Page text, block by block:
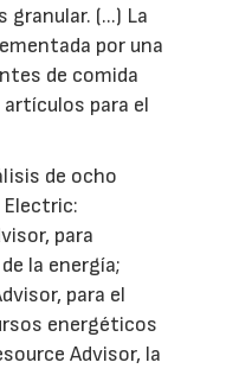
(...) La
por una
de comida
para el
de ocho
para
la energía;
para el
energéticos
Advisor, la